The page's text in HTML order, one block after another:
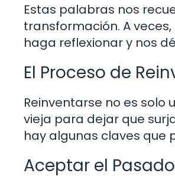
Estas palabras nos
transformación. A
haga reflexionar y nos
El Proceso de
Reinventarse no es solo
vieja para dejar que
hay algunas claves que
Aceptar el Pasado